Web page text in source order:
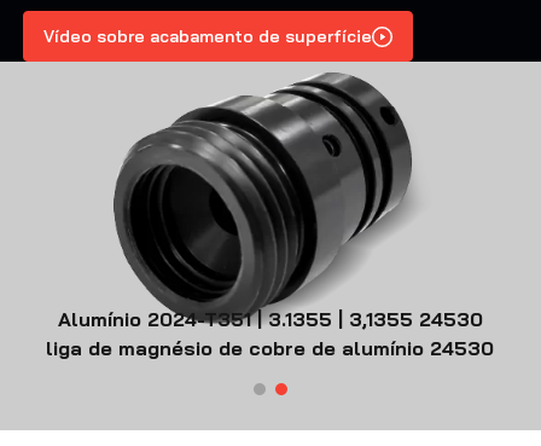
Sobre
Vídeo sobre acabamento de superfície
Alumínio 2024-T351 | 3.1355 | 3,1355 24530
liga de magnésio de cobre de alumínio 24530